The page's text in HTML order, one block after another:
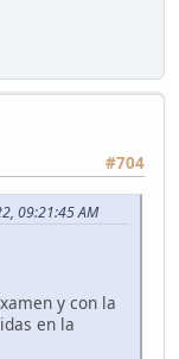
#704
09:21:45 AM
y con la
en la